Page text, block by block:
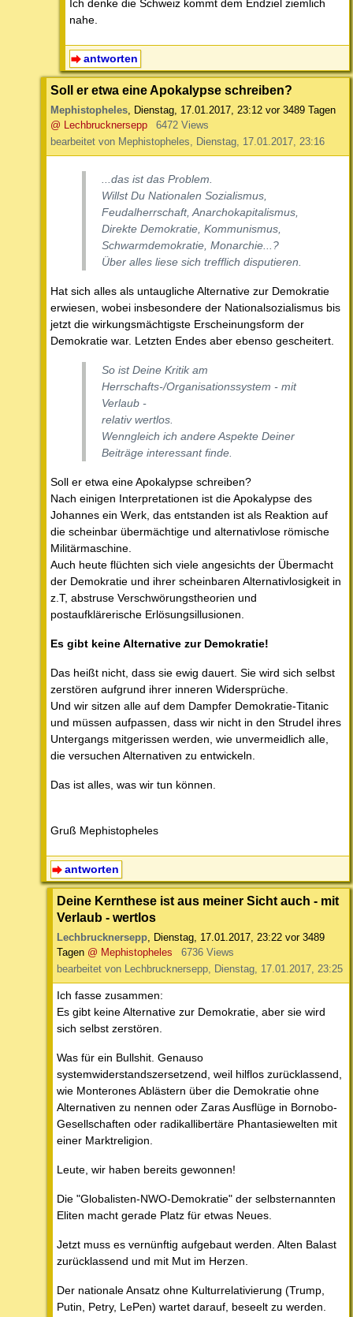
Ich denke die Schweiz kommt dem Endziel ziemlich
nahe.
antworten
Soll er etwa eine Apokalypse schreiben?
Mephistopheles Dienstag, 17.01.2017, 23:12 vor 3489 Tagen
@ Lechbrucknersepp
6472 Views
bearbeitet von Mephistopheles, Dienstag, 17.01.2017, 23:16
...das ist das Problem.
Willst Du Nationalen Sozialismus,
Feudalherrschaft, Anarchokapitalismus,
Direkte Demokratie, Kommunismus,
Schwarmdemokratie, Monarchie...?
Über alles liese sich trefflich disputieren.
Hat sich alles als untaugliche Alternative zur Demokratie
erwiesen, wobei insbesondere der Nationalsozialismus bis
jetzt die wirkungsmächtigste Erscheinungsform der
Demokratie war. Letzten Endes aber ebenso gescheitert.
So ist Deine Kritik am
Herrschafts-/Organisationssystem - mit
Verlaub -
relativ wertlos.
Wenngleich ich andere Aspekte Deiner
Beiträge interessant finde.
Soll er etwa eine Apokalypse schreiben?
Nach einigen Interpretationen ist die Apokalypse des
Johannes ein Werk, das entstanden ist als Reaktion auf
die scheinbar übermächtige und alternativlose römische
Militärmaschine.
Auch heute flüchten sich viele angesichts der Übermacht
der Demokratie und ihrer scheinbaren Alternativlosigkeit in
z.T, abstruse Verschwörungstheorien und
postaufklärerische Erlösungsillusionen.
Es gibt keine Alternative zur Demokratie!
Das heißt nicht, dass sie ewig dauert. Sie wird sich selbst
zerstören aufgrund ihrer inneren Widersprüche.
Und wir sitzen alle auf dem Dampfer Demokratie-Titanic
und müssen aufpassen, dass wir nicht in den Strudel ihres
Untergangs mitgerissen werden, wie unvermeidlich alle,
die versuchen Alternativen zu entwickeln.
Das ist alles, was wir tun können.
Gruß Mephistopheles
antworten
Deine Kernthese ist aus meiner Sicht auch - mit
Verlaub - wertlos
Lechbrucknersepp Dienstag, 17.01.2017, 23:22 vor 3489
Tagen @ Mephistopheles
6736 Views
bearbeitet von Lechbrucknersepp, Dienstag, 17.01.2017, 23:25
Ich fasse zusammen:
Es gibt keine Alternative zur Demokratie, aber sie wird
sich selbst zerstören.
Was für ein Bullshit. Genauso
systemwiderstandszersetzend, weil hilflos zurücklassend,
wie Monterones Ablästern über die Demokratie ohne
Alternativen zu nennen oder Zaras Ausflüge in Bornobo-
Gesellschaften oder radikallibertäre Phantasiewelten mit
einer Marktreligion.
Leute, wir haben bereits gewonnen!
Die "Globalisten-NWO-Demokratie" der selbsternannten
Eliten macht gerade Platz für etwas Neues.
Jetzt muss es vernünftig aufgebaut werden. Alten Balast
zurücklassend und mit Mut im Herzen.
Der nationale Ansatz ohne Kulturrelativierung (Trump,
Putin, Petry, LePen) wartet darauf, beseelt zu werden.